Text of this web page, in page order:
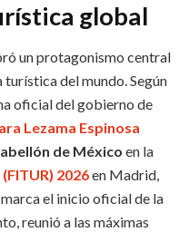
global
un protagonismo central
del mundo. Según
oficial del gobierno de
Lezama Espinosa
de México en la
2026en Madrid,
el inicio oficial de la
reunió a las máximas